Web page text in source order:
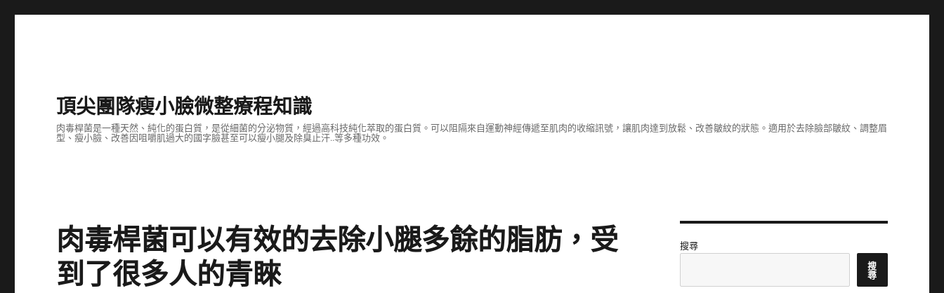
頂尖團隊瘦小臉微整療程知識
肉毒桿菌是一種天然、純化的蛋白質，是從細菌的分泌物質，經過高科技純化萃取的蛋白質。可以阻隔來自運動神經傳遞至肌肉的收縮訊號，讓肌肉達到放鬆、改善皺紋的狀態。適用於去除臉部皺紋、調整眉
型、瘦小臉、改善因咀嚼肌過大的國字臉甚至可以瘦小腿及除臭止汗..等多種功效。
肉毒桿菌可以有效的去除小腿多餘的脂肪，受
到了很多人的青睞
搜尋
搜
尋